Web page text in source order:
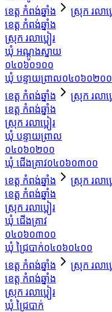
ខេត្ត កំពង់ឆ្នាំង
ស្រុក រលាប្
ខេត្ត កំពង់ឆ្នាំង
ស្រុក រលាប្អៀរ
ឃុំ អណ្ដូងស្នាយ
០៤០៦០១០០
ឃុំ បន្ទាយព្រាល០៤០៦០២០០
ខេត្ត កំពង់ឆ្នាំង
ស្រុក រលាប្
ខេត្ត កំពង់ឆ្នាំង
ស្រុក រលាប្អៀរ
ឃុំ បន្ទាយព្រាល
០៤០៦០២០០
ឃុំ ជើងគ្រាវ០៤០៦០៣០០
ខេត្ត កំពង់ឆ្នាំង
ស្រុក រលាប្
ខេត្ត កំពង់ឆ្នាំង
ស្រុក រលាប្អៀរ
ឃុំ ជើងគ្រាវ
០៤០៦០៣០០
ឃុំ ជ្រៃបាក់០៤០៦០៤០០
ខេត្ត កំពង់ឆ្នាំង
ស្រុក រលាប្
ខេត្ត កំពង់ឆ្នាំង
ស្រុក រលាប្អៀរ
ឃុំ ជ្រៃបាក់